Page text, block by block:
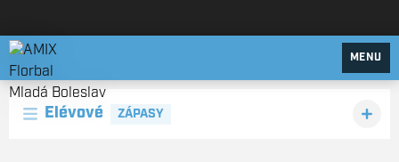
AMIX Florbal Mladá Boleslav
MENU
Elévové ZÁPASY